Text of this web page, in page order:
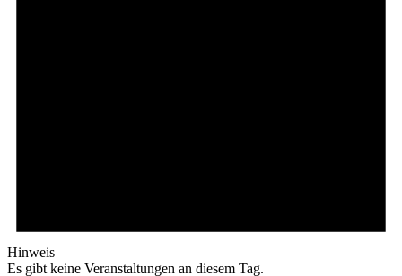
Hinweis
Es gibt keine Veranstaltungen an diesem Tag.